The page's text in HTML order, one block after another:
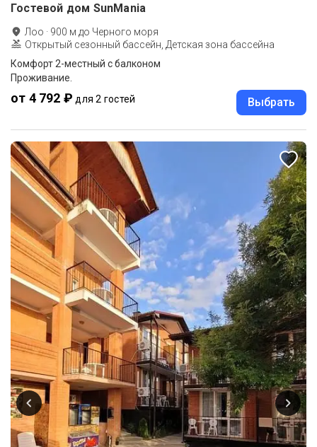
Гостевой дом SunMania
Лоо · 900 м до Черного моря
Открытый сезонный бассейн, Детская зона бассейна
Комфорт 2-местный с балконом
Проживание.
от 4 792 ₽ для 2 гостей Выбрать